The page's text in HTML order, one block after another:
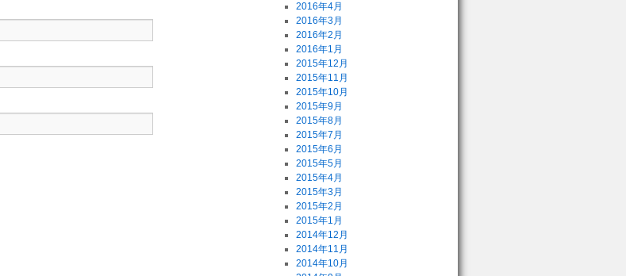
2016年4月
2016年3月
2016年2月
2016年1月
2015年12月
2015年11月
2015年10月
2015年9月
2015年8月
2015年7月
2015年6月
2015年5月
2015年4月
2015年3月
2015年2月
2015年1月
2014年12月
2014年11月
2014年10月